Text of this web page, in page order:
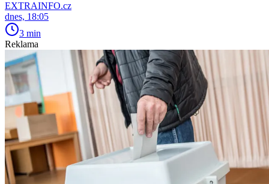
EXTRAINFO.cz
dnes, 18:05
3 min
Reklama